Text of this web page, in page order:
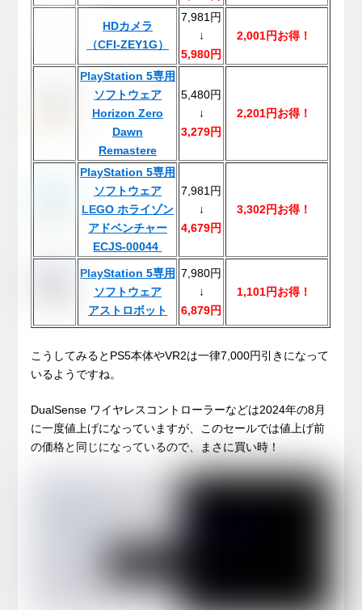
HDカメラ
（CFI-ZEY1G）
7,981円
↓
5,980円
2,001円お得！
PlayStation 5専用
ソフトウェア
Horizon Zero
Dawn
Remastere
5,480円
↓
3,279円
2,201円お得！
PlayStation 5専用
ソフトウェア
LEGO ホライゾン
アドベンチャー
ECJS-00044
7,981円
↓
4,679円
3,302円お得！
PlayStation 5専用
ソフトウェア
アストロボット
7,980円
↓
6,879円
1,101円お得！
こうしてみるとPS5本体やVR2は一律7,000円引きになって
いるようですね。
DualSense ワイヤレスコントローラーなどは2024年の8月
に一度値上げになっていますが、このセールでは値上げ前
の価格と同じになっているので、まさに買い時！